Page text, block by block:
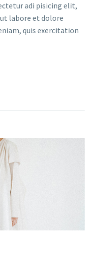
adi pisicing elit,
labore et dolore
quis exercitation